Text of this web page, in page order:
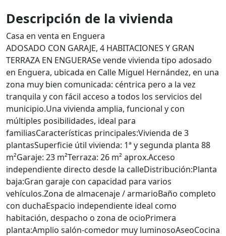
Descripción de la vivienda
Casa en venta en Enguera
ADOSADO CON GARAJE, 4 HABITACIONES Y GRAN
TERRAZA EN ENGUERASe vende vivienda tipo adosado
en Enguera, ubicada en Calle Miguel Hernández, en una
zona muy bien comunicada: céntrica pero a la vez
tranquila y con fácil acceso a todos los servicios del
municipio.Una vivienda amplia, funcional y con
múltiples posibilidades, ideal para
familiasCaracterísticas principales:Vivienda de 3
plantasSuperficie útil vivienda: 1ª y segunda planta 88
m²Garaje: 23 m²Terraza: 26 m² aprox.Acceso
independiente directo desde la calleDistribución:Planta
baja:Gran garaje con capacidad para varios
vehículos.Zona de almacenaje / armarioBaño completo
con duchaEspacio independiente ideal como
habitación, despacho o zona de ocioPrimera
planta:Amplio salón-comedor muy luminosoAseoCocina